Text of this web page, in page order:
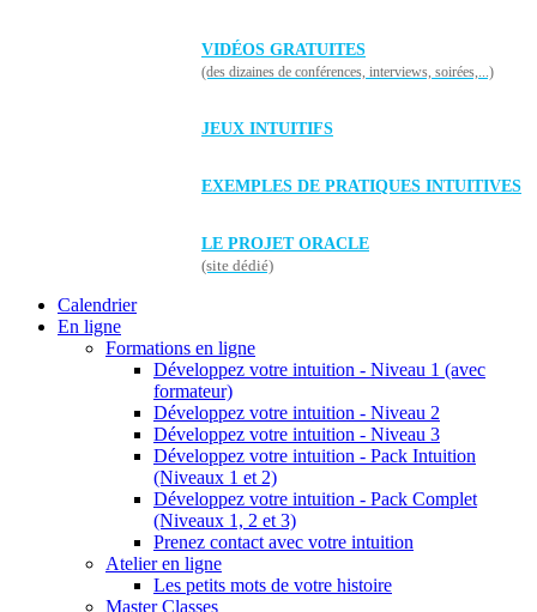
VIDÉOS GRATUITES
(des dizaines de conférences, interviews, soirées,...)
JEUX INTUITIFS
EXEMPLES DE PRATIQUES INTUITIVES
LE PROJET ORACLE
(site dédié)
Calendrier
En ligne
Formations en ligne
Développez votre intuition - Niveau 1 (avec
formateur)
Développez votre intuition - Niveau 2
Développez votre intuition - Niveau 3
Développez votre intuition - Pack Intuition
(Niveaux 1 et 2)
Développez votre intuition - Pack Complet
(Niveaux 1, 2 et 3)
Prenez contact avec votre intuition
Atelier en ligne
Les petits mots de votre histoire
Master Classes